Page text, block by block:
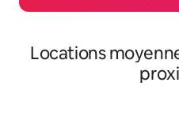
Locations